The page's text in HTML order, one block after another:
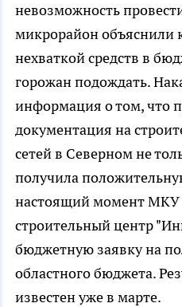
невозможность
микрорайон объяснили
нехваткой средств в
горожан подождать.
информация о том, что
документация на
сетей в Северном не
получила
настоящий момент МКУ
строительный центр
бюджетную заявку на
областного бюджета.
известен уже в марте.